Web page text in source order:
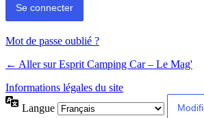
Mot de passe oublié ?
← Aller sur Esprit Camping Car – Le Mag'
Informations légales du site
Langue